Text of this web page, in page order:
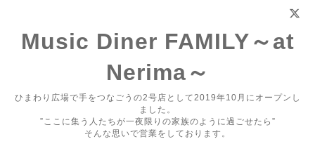
Music Diner FAMILY～at
Nerima～
ひまわり広場で手をつなごうの2号店として2019年10月にオープンし
ました。
”ここに集う人たちが一夜限りの家族のように過ごせたら”
そんな思いで営業をしております。